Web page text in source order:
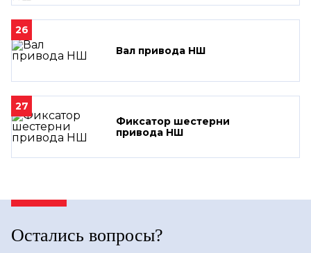
26
Вал привода НШ
27
Фиксатор шестерни
привода НШ
Остались вопросы?